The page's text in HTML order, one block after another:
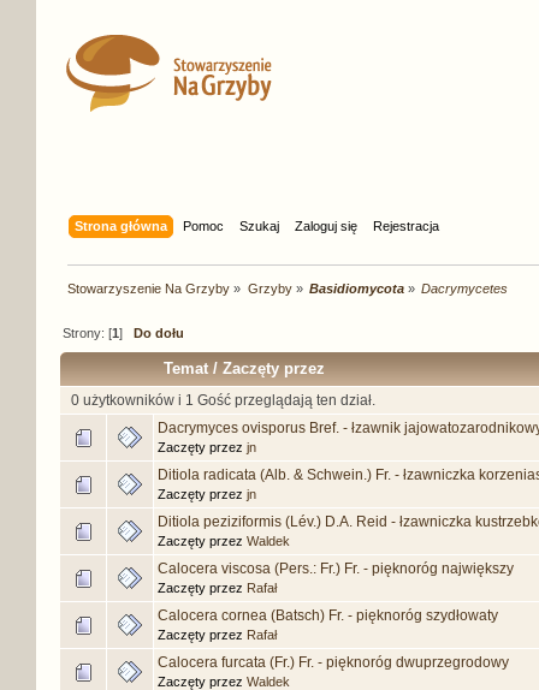
Strona główna Pomoc Szukaj Zaloguj się Rejestracja
Stowarzyszenie Na Grzyby » Grzyby» Basidiomycota» Dacrymycetes
Strony: [1]Do dołu
Temat/Zaczęty przez
0 użytkowników i 1 Gość przeglądają ten dział.
Dacrymyces ovisporus Bref. - łzawnik
Zaczęty przez jn
Ditiola radicata (Alb. & Schwein.) Fr. - łzawniczka
Zaczęty przez jn
Ditiola peziziformis (Lév.) D.A. Reid - łzawniczka
Zaczęty przez Waldek
Calocera viscosa (Pers.: Fr.) Fr. - pięknoróg największy
Zaczęty przez Rafał
Calocera cornea (Batsch) Fr. - pięknoróg szydłowaty
Zaczęty przez Rafał
Calocera furcata (Fr.) Fr. - pięknoróg dwuprzegrodowy
Zaczęty przez Waldek